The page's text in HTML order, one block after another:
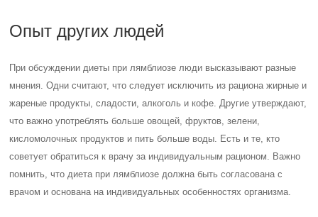
Опыт других людей
При обсуждении диеты при лямблиозе люди высказывают разные
мнения. Одни считают, что следует исключить из рациона жирные и
жареные продукты, сладости, алкоголь и кофе. Другие утверждают,
что важно употреблять больше овощей, фруктов, зелени,
кисломолочных продуктов и пить больше воды. Есть и те, кто
советует обратиться к врачу за индивидуальным рационом. Важно
помнить, что диета при лямблиозе должна быть согласована с
врачом и основана на индивидуальных особенностях организма.